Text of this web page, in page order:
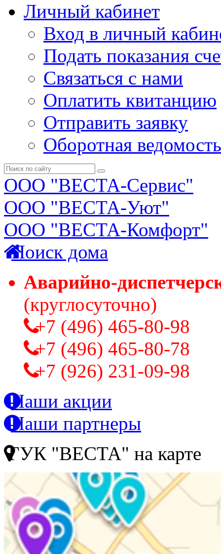
Личный кабинет
Вход в личный
Подать показания
Связаться с нами
Оплатить квитанцию
Отправить заявку
Оборотная ведомость
ООО "ВЕСТА-Сервис"
ООО "ВЕСТА-Уют"
ООО "ВЕСТА-Комфорт"
Поиск дома
Аварийно-
(круглосуточно)
+7 (496) 465-80-98
+7 (496) 465-80-78
+7 (926) 231-09-98
Наши акции
Наши партнеры
ГУК "ВЕСТА" на карте